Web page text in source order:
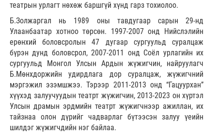
театрын урлагт нөхөж баршгүй хүнд гарз тохиолоо.
Б.Золжаргал нь 1989 оны тавдугаар сарын 29-нд
Улаанбаатар хотноо төрсөн. 1997-2007 онд Нийслэлийн
ерөнхий боловсролын 47 дугаар сургуульд суралцаж
бүрэн дунд боловсрол, 2007-2011 онд Соёл урлагийн их
сургуульд Монгол Улсын Ардын жүжигчин, найруулагч
Б.Мөнхдоржийн удирдлага дор суралцаж, жүжигчний
мэргэжил эзэмшжээ. Тэрээр 2011-2013 онд “Гацуурхан”
хүүхэд залуучуудын театрт жүжигчин, 2013-2023 он хүртэл
Улсын драмын эрдмийн театрт жүжигчнээр ажиллан, их
тайзнаа олон дүрийг чадварлаг бүтээсэн залуу үеийн
шилдэг жүжигчдийн нэг байлаа.